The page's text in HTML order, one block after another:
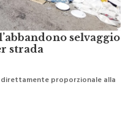
selvaggio
strada